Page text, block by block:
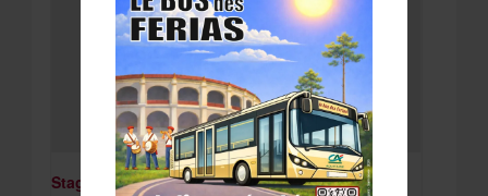
Stage St Paul Lès Dax